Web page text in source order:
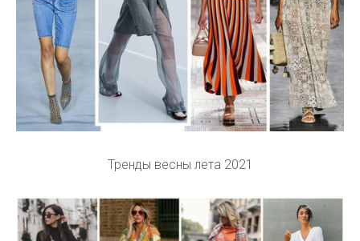
Тренды весны лета 2021